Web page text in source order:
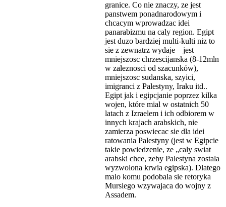
granice. Co nie znaczy, ze jest
panstwem ponadnarodowym i
chcacym wprowadzac idei
panarabizmu na caly region. Egipt
jest duzo bardziej multi-kulti niz to
sie z zewnatrz wydaje – jest
mniejszosc chrzescijanska (8-12mln
w zaleznosci od szacunków),
mniejszosc sudanska, szyici,
imigranci z Palestyny, Iraku itd..
Egipt jak i egipcjanie poprzez kilka
wojen, które mial w ostatnich 50
latach z Izraelem i ich odbiorem w
innych krajach arabskich, nie
zamierza poswiecac sie dla idei
ratowania Palestyny (jest w Egipcie
takie powiedzenie, ze „caly swiat
arabski chce, zeby Palestyna zostala
wyzwolona krwia egipska). Dlatego
malo komu podobala sie retoryka
Mursiego wzywajaca do wojny z
Assadem.